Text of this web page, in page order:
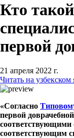
Кто
первой
21 апреля 2022 г.
Читать на узбекском
«Согласно
первой
соответствующими
соответствующим